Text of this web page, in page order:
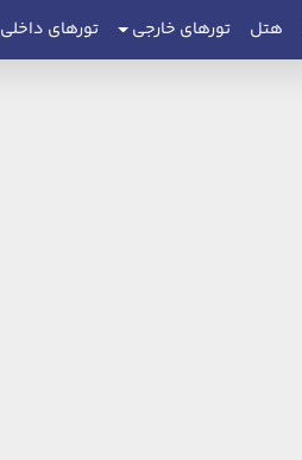
هتل تورهای خارجی تورهای داخلی